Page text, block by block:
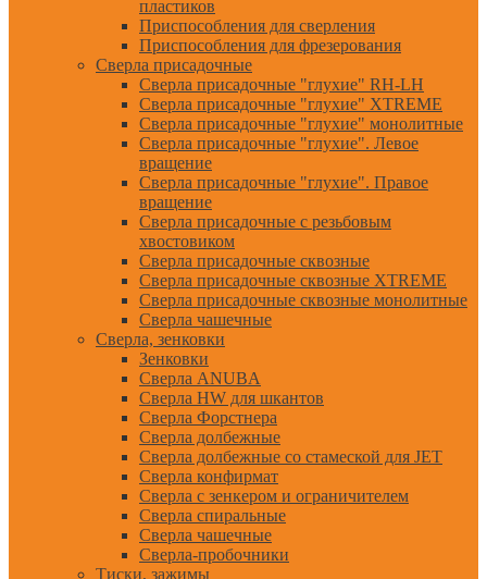
пластиков
Приспособления для сверления
Приспособления для фрезерования
Сверла присадочные
Сверла присадочные "глухие" RH-LH
Сверла присадочные "глухие" XTREME
Сверла присадочные "глухие" монолитные
Сверла присадочные "глухие". Левое
вращение
Сверла присадочные "глухие". Правое
вращение
Сверла присадочные с резьбовым
хвостовиком
Сверла присадочные сквозные
Сверла присадочные сквозные XTREME
Сверла присадочные сквозные монолитные
Сверла чашечные
Сверла, зенковки
Зенковки
Сверла ANUBA
Сверла HW для шкантов
Сверла Форстнера
Сверла долбежные
Сверла долбежные со стамеской для JET
Сверла конфирмат
Сверла с зенкером и ограничителем
Сверла спиральные
Сверла чашечные
Сверла-пробочники
Тиски, зажимы